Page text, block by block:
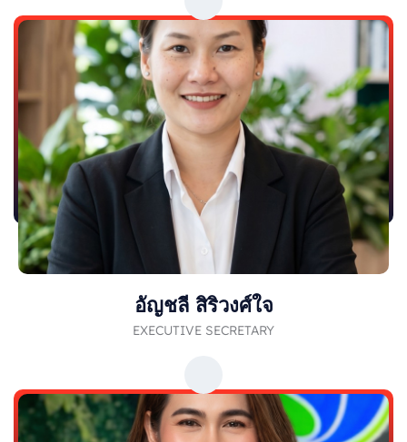
อัญชลี สิริวงศ์ใจ
EXECUTIVE SECRETARY